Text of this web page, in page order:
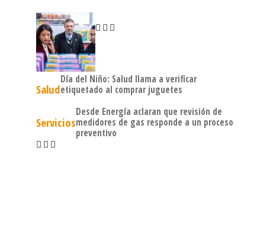
Salud
Día del Niño: Salud llama a verificar
etiquetado al comprar juguetes
Servicios
Desde Energía aclaran que revisión de
medidores de gas responde a un proceso
preventivo